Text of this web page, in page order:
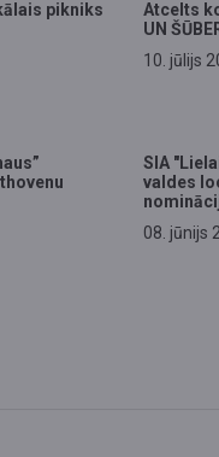
pikniks
Atcelts
UN
10. jūlijs
SIA
valdes
08. jūnijs